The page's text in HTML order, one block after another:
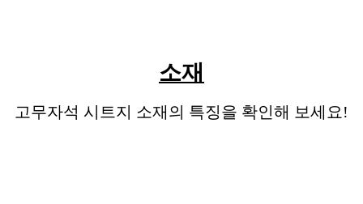
소재
고무자석 시트지 소재의 특징을 확인해 보세요!